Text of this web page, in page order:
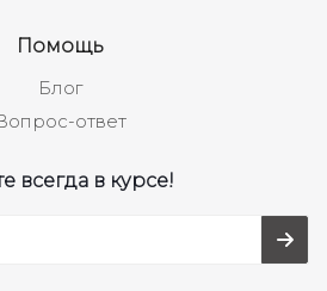
Помощь
Блог
ответ
всегда в курсе!